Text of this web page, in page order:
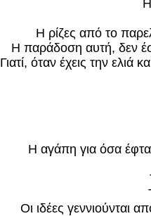
Η ρίζες από το
Η παράδοση αυτή, δεν
Γιατί, όταν έχεις την
Η αγάπη για όσα
Οι ιδέες γεννιούνται